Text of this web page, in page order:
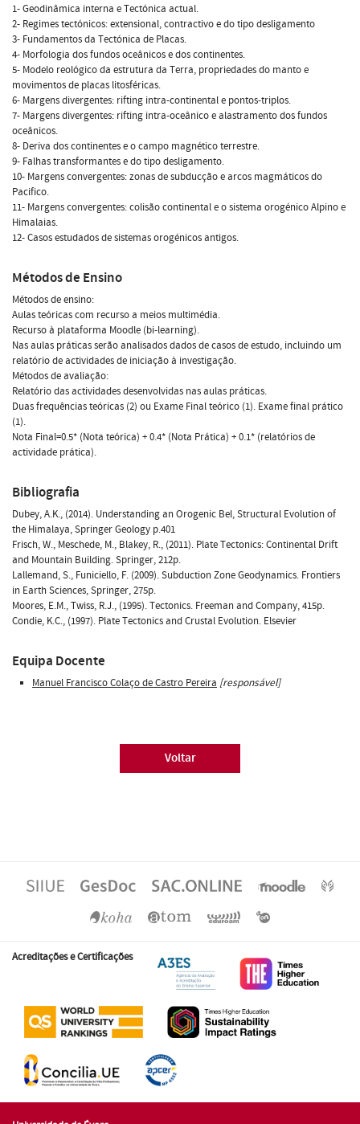
1- Geodinâmica interna e Tectónica actual.
2- Regimes tectónicos: extensional, contractivo e do tipo desligamento
3- Fundamentos da Tectónica de Placas.
4- Morfologia dos fundos oceânicos e dos continentes.
5- Modelo reológico da estrutura da Terra, propriedades do manto e
movimentos de placas litosféricas.
6- Margens divergentes: rifting intra-continental e pontos-triplos.
7- Margens divergentes: rifting intra-oceânico e alastramento dos fundos
oceânicos.
8- Deriva dos continentes e o campo magnético terrestre.
9- Falhas transformantes e do tipo desligamento.
10- Margens convergentes: zonas de subducção e arcos magmáticos do
Pacifico.
11- Margens convergentes: colisão continental e o sistema orogénico Alpino e
Himalaias.
12- Casos estudados de sistemas orogénicos antigos.
Métodos de Ensino
Métodos de ensino:
Aulas teóricas com recurso a meios multimédia.
Recurso à plataforma Moodle (bi-learning).
Nas aulas práticas serão analisados dados de casos de estudo, incluindo um
relatório de actividades de iniciação à investigação.
Métodos de avaliação:
Relatório das actividades desenvolvidas nas aulas práticas.
Duas frequências teóricas (2) ou Exame Final teórico (1). Exame final prático
(1).
Nota Final=0.5* (Nota teórica) + 0.4* (Nota Prática) + 0.1* (relatórios de
actividade prática).
Bibliografia
Dubey, A.K., (2014). Understanding an Orogenic Bel, Structural Evolution of
the Himalaya, Springer Geology p.401
Frisch, W., Meschede, M., Blakey, R., (2011). Plate Tectonics: Continental Drift
and Mountain Building. Springer, 212p.
Lallemand, S., Funiciello, F. (2009). Subduction Zone Geodynamics. Frontiers
in Earth Sciences, Springer, 275p.
Moores, E.M., Twiss, R.J., (1995). Tectonics. Freeman and Company, 415p.
Condie, K.C., (1997). Plate Tectonics and Crustal Evolution. Elsevier
Equipa Docente
Manuel Francisco Colaço de Castro Pereira [responsável]
Voltar
Acreditações e Certificações